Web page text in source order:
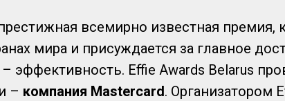
всемирно известная премия,
мира и присуждается за главное
эффективность. Effie Awards Belarus
– компания Mastercard. Организатором